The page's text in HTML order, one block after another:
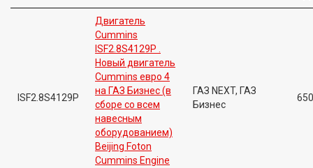
ISF2.8S4129P
Двигатель
Сummins
ISF2.8S4129P .
Новый двигатель
Cummins евро 4
на ГАЗ Бизнес (в
сборе со всем
навесным
оборудованием)
Beijing Foton
Cummins Engine
ГАЗ NEXT, ГАЗ
Бизнес